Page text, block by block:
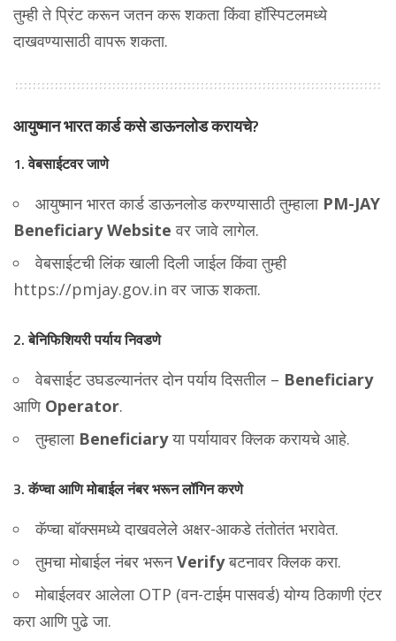
तुम्ही ते प्रिंट करून जतन करू शकता किंवा हॉस्पिटलमध्ये
दाखवण्यासाठी वापरू शकता.
आयुष्मान भारत कार्ड कसे डाऊनलोड करायचे?
1.वेबसाईटवर जाणे
आयुष्मान भारत कार्ड डाऊनलोड करण्यासाठी तुम्हाला PM-JAY
Beneficiary Website वर जावे लागेल.
वेबसाईटची लिंक खाली दिली जाईल किंवा तुम्ही
https://pmjay.gov.in वर जाऊ शकता.
2.बेनिफिशियरी पर्याय निवडणे
वेबसाईट उघडल्यानंतर दोन पर्याय दिसतील – Beneficiary
आणि Operator.
तुम्हाला Beneficiaryया पर्यायावर क्लिक करायचे आहे.
3.कॅप्चा आणि मोबाईल नंबर भरून लॉगिन करणे
कॅप्चा बॉक्समध्ये दाखवलेले अक्षर-आकडे तंतोतंत भरावेत.
तुमचा मोबाईल नंबर भरूनVerifyबटनावर क्लिक करा.
मोबाईलवर आलेला OTP (वन-टाईम पासवर्ड) योग्य ठिकाणी एंटर
करा आणि पुढे जा.